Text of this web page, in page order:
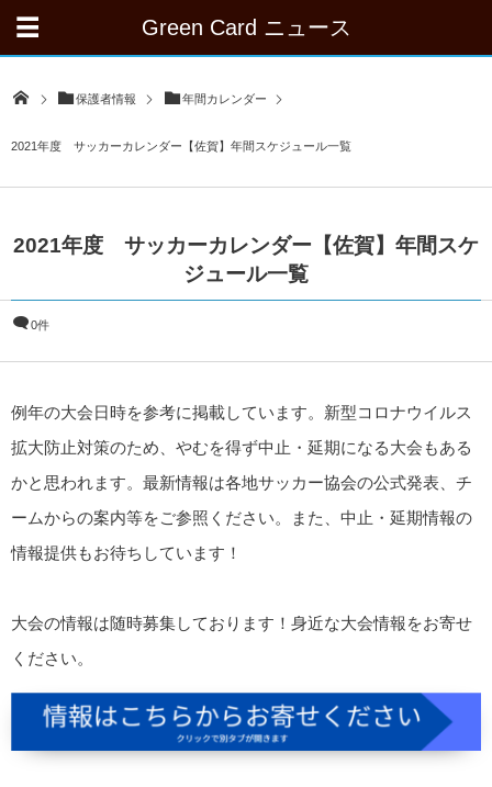
Green Card ニュース
保護者情報 年間カレンダー
2021年度 サッカーカレンダー【佐賀】年間スケジュール一覧
2021年度 サッカーカレンダー【佐賀】年間スケ
ジュール一覧
0件
例年の大会日時を参考に掲載しています。新型コロナウイルス
拡大防止対策のため、やむを得ず中止・延期になる大会もある
かと思われます。最新情報は各地サッカー協会の公式発表、チ
ームからの案内等をご参照ください。また、中止・延期情報の
情報提供もお待ちしています！
大会の情報は随時募集しております！身近な大会情報をお寄せ
ください。